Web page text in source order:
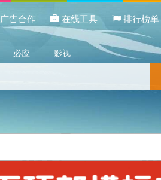
广告合作 在线工具 排行榜单
必应 影视